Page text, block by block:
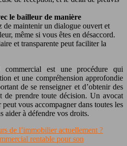
le bailleur de manière
de maintenir un dialogue ouvert et
même si vous êtes en désaccord.
et transparente peut faciliter la
est une procédure qui
et une compréhension approfondie
de se renseigner et d’obtenir des
de prendre toute décision. Un avocat
vous accompagner dans toutes les
aider à défendre vos droits.
de l’immobilier actuellement ?
rentable pour son